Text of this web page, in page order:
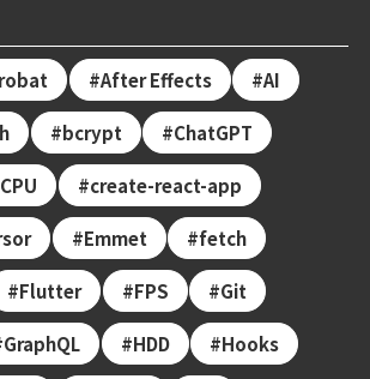
After Effects AI
bcrypt ChatGPT
CPU create-react-app
Emmet fetch
Flutter FPS Git
GraphQL HDD Hooks